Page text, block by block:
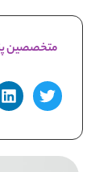
متخصصین